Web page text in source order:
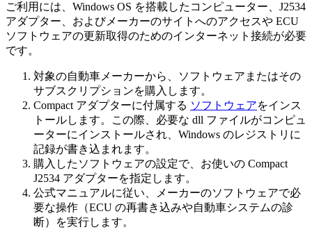
ご利用には、Windows OS を搭載したコンピューター、J2534
アダプター、およびメーカーのサイトへのアクセスや ECU
ソフトウェアの更新取得のためのインターネット接続が必要
です。
対象の自動車メーカーから、ソフトウェアまたはその
サブスクリプションを購入します。
Compact アダプターに付属する ソフトウェアをインス
トールします。この際、必要な dll ファイルがコンピュ
ーターにインストールされ、Windows のレジストリに
記録が書き込まれます。
購入したソフトウェアの設定で、お使いの Compact
J2534 アダプターを指定します。
公式マニュアルに従い、メーカーのソフトウェアで必
要な操作（ECU の再書き込みや自動車システムの診
断）を実行します。